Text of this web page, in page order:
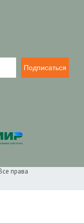
Подписаться
права